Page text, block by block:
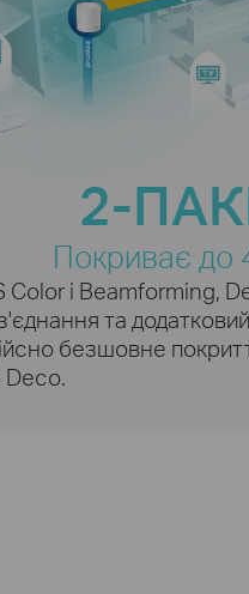
2-
Покриває до
і Beamforming,
та
безшовне
Deco.
завантаження
з'єднання для
на 11%